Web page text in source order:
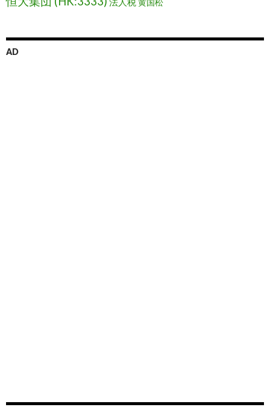
黄国松
AD